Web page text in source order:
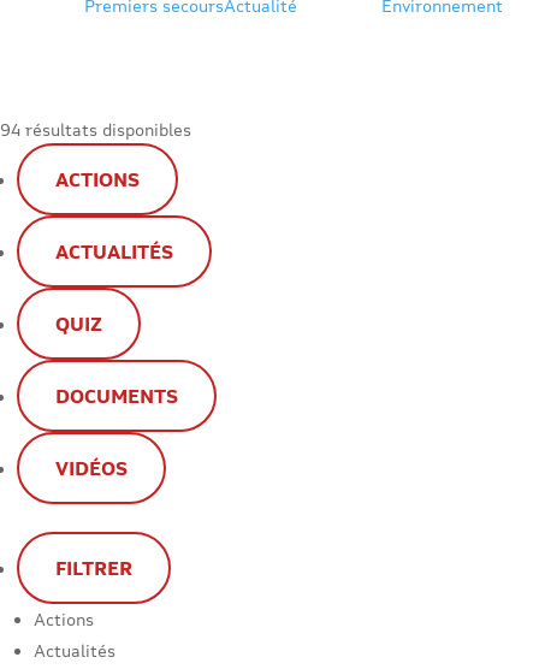
Premiers secoursActualité Environnement
94 résultats disponibles
ACTIONS
ACTUALITÉS
QUIZ
DOCUMENTS
VIDÉOS
FILTRER
Actions
Actualités